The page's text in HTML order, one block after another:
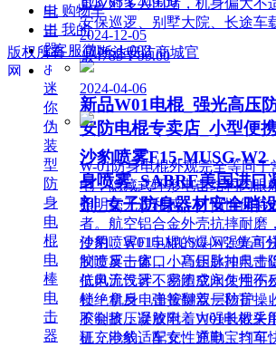
2024-12-05
新品W01电棍_强光高压
安防电棍专卖店_小型便
W-01防身电棍外观完全等同
电，隐藏式环形电击结构肉眼
照明毫无违和感，可悄悄保持
者。航空铝合金外壳抗摔耐磨
使用。W01电棍的爆闪强光可
制造反击窗口；高压脉冲电击
低电流设计不易造成永久性伤
锁 + 机身电击按键双层防护，
不会挤压误放电；W01电棍采
机充电线、车充、充电宝均可
安保巡逻、别墅大院、长途车
넶4785 ¥ 99.00
2024-04-06
沙豹喷雾F15-MUSG-W2
身喷雾_SABRE美国进口
剂_女子防身器材安全哨
沙豹喷雾F15-MUSG-W2 集高
胶喷雾一体，小巧钥匙扣尺寸
抗风无气雾，密闭空间使用不
杜绝拿反，弹簧翻盖一秒盲操
胶制敌，凝胶附着力强长效失
证，沙豹适配女性通勤、打车
电
击
器
ꁕ
迷
你
伪
装
型
防
身
电
棍
电
棒
电
击
器
낙 购物车
넙 我的
ꀤ 客服微besda002
版权所有： 贝斯达安防商城官
网